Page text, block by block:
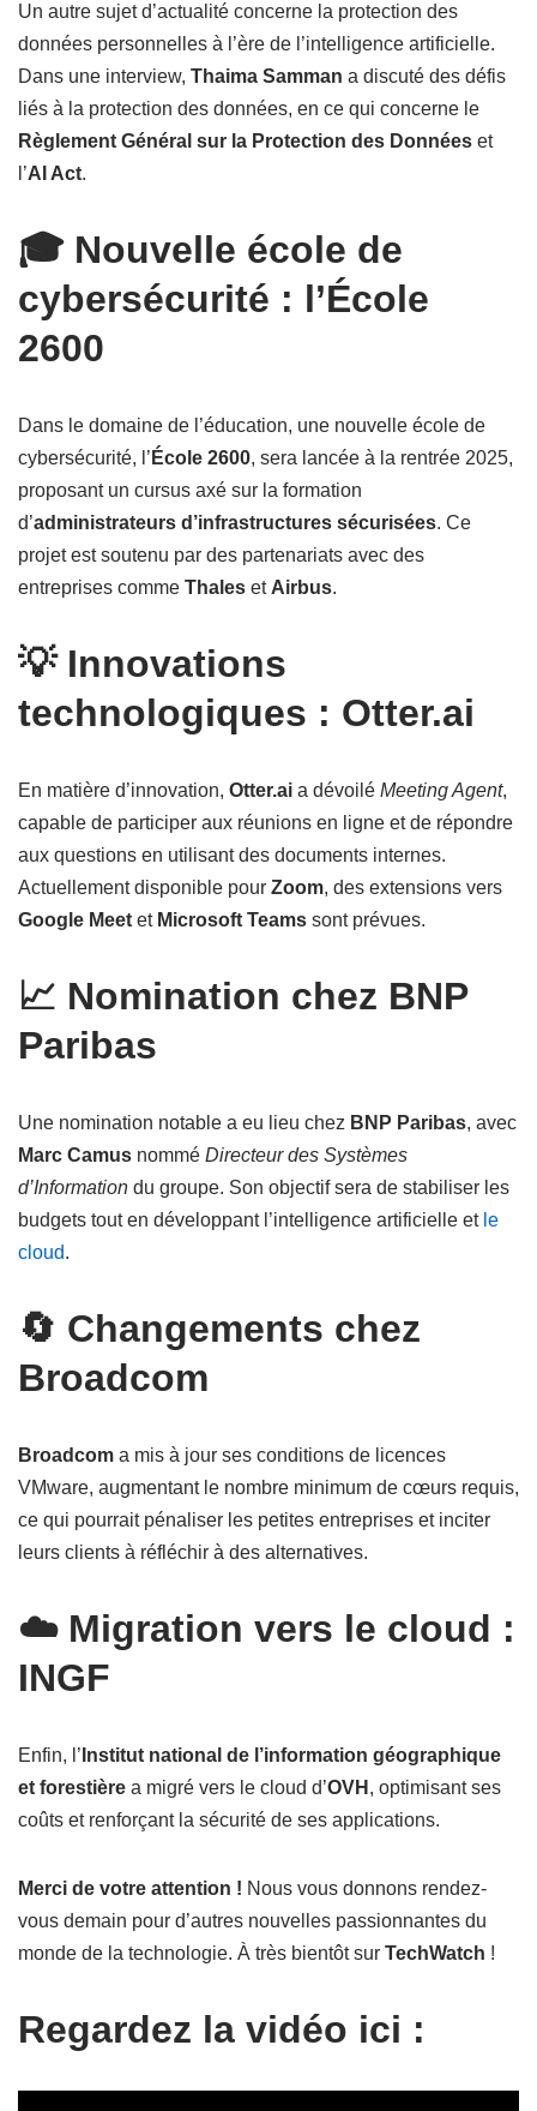
Un autre sujet d’actualité concerne la protection des
données personnelles à l’ère de l’intelligence artificielle.
Dans une interview, Thaima Samman a discuté des défis
liés à la protection des données, en ce qui concerne le
Règlement Général sur la Protection des Données et
l’AI Act.
🎓 Nouvelle école de
cybersécurité : l’École
2600
Dans le domaine de l’éducation, une nouvelle école de
cybersécurité, l’ École 2600, sera lancée à la rentrée 2025,
proposant un cursus axé sur la formation
d’administrateurs d’infrastructures sécurisées. Ce
projet est soutenu par des partenariats avec des
entreprises comme Thales et Airbus.
💡 Innovations
technologiques : Otter.ai
En matière d’innovation, Otter.ai a dévoilé Meeting Agent,
capable de participer aux réunions en ligne et de répondre
aux questions en utilisant des documents internes.
Actuellement disponible pour Zoom, des extensions vers
Google Meet et Microsoft Teams sont prévues.
📈 Nomination chez BNP
Paribas
Une nomination notable a eu lieu chez BNP Paribas, avec
Marc Camus nommé Directeur des Systèmes
d’Information du groupe. Son objectif sera de stabiliser les
budgets tout en développant l’intelligence artificielle et le
cloud.
🔄 Changements chez
Broadcom
Broadcom a mis à jour ses conditions de licences
VMware, augmentant le nombre minimum de cœurs requis,
ce qui pourrait pénaliser les petites entreprises et inciter
leurs clients à réfléchir à des alternatives.
☁️ Migration vers le cloud :
INGF
Enfin, l’ Institut national de l’information géographique
et forestière a migré vers le cloud d’OVH , optimisant ses
coûts et renforçant la sécurité de ses applications.
Merci de votre attention ! Nous vous donnons rendez-
vous demain pour d’autres nouvelles passionnantes du
monde de la technologie. À très bientôt sur TechWatch !
Regardez la vidéo ici :